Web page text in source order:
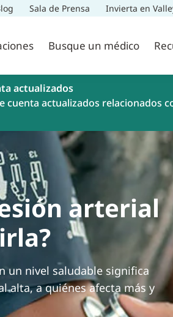
Sala de Prensa Invierta en
Busque un médico
actualizados
cuenta actualizados relacionados
arterial
un nivel saludable significa
alta, a quiénes afecta más y